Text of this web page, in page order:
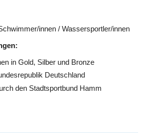
innen / Wassersportler/innen
in Gold, Silber und Bronze
Deutschland
den Stadtsportbund Hamm